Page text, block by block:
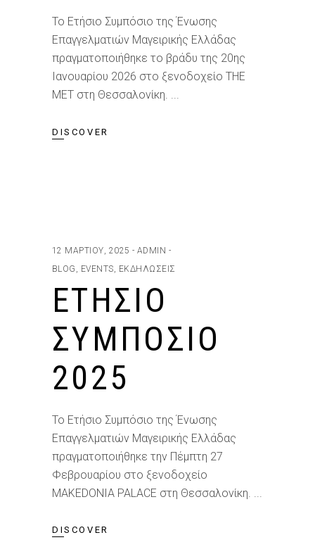
Το Ετήσιο Συμπόσιο της Ένωσης
Επαγγελματιών Μαγειρικής Ελλάδας
πραγματοποιήθηκε το βράδυ της 20ης
Ιανουαρίου 2026 στο ξενοδοχείο THE
MET στη Θεσσαλονίκη.
DISCOVER
12 ΜΑΡΤΊΟΥ, 2025
ADMIN
BLOG
EVENTS ΕΚΔΗΛΏΣΕΙΣ
ΕΤΉΣΙΟ
ΣΥΜΠΌΣΙΟ
2025
Το Ετήσιο Συμπόσιο της Ένωσης
Επαγγελματιών Μαγειρικής Ελλάδας
πραγματοποιήθηκε την Πέμπτη 27
Φεβρουαρίου στο ξενοδοχείο
MAKEDONIA PALACE στη Θεσσαλονίκη.
DISCOVER